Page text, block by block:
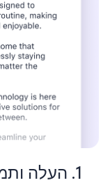
1. העלה ותמלל את הקובץ שלך